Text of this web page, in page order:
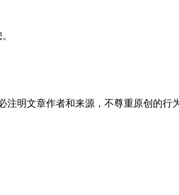
明文章作者和来源，不尊重原创的